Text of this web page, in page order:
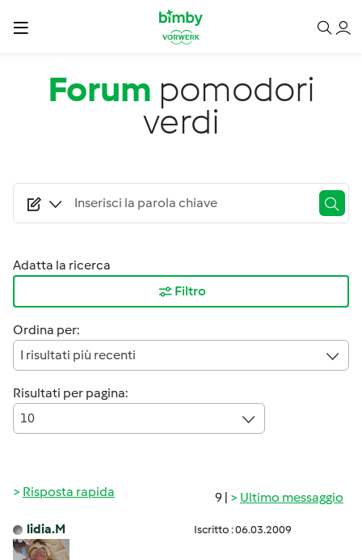
Salta al contenuto principale
Forum pomodori
verdi
Adatta la ricerca
Filtro
Ordina per:
I risultati più recenti
Risultati per pagina:
10
9 | Ultimo messaggio
Risposta rapida
lidia.M Iscritto : 06.03.2009